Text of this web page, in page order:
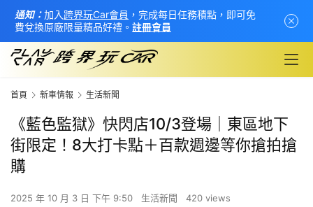
首頁 新車情報 生活新聞
《藍色監獄》快閃店10/3登場｜東區地下
街限定！8大打卡點＋百款週邊等你搶拍搶
購
2025 年 10 月 3 日 下午 9:50 生活新聞 420 views
通知：加入 跨界玩Car會員 ，完成每日任務積點，即可免
費兌換原廠限量精品好禮。 註冊會員